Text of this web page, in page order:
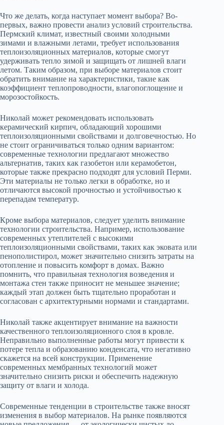
Что же делать, когда наступает момент выбора? Во-
первых, важно провести анализ условий строительства.
Пермский климат, известный своими холодными
зимами и влажными летами, требует использования
теплоизоляционных материалов, которые смогут
удерживать тепло зимой и защищать от лишней влаги
летом. Таким образом, при выборе материалов стоит
обратить внимание на характеристики, такие как
коэффициент теплопроводности, влагопоглощение и
морозостойкость.
Николай может рекомендовать использовать
керамический кирпич, обладающий хорошими
теплоизоляционными свойствами и долговечностью. Но
не стоит ограничиваться только одним вариантом:
современные технологии предлагают множество
альтернатив, таких как газобетон или керамобетон,
которые также прекрасно подходят для условий Перми.
Эти материалы не только легки в обработке, но и
отличаются высокой прочностью и устойчивостью к
перепадам температур.
Кроме выбора материалов, следует уделить внимание
технологии строительства. Например, использование
современных утеплителей с высокими
теплоизоляционными свойствами, таких как эковата или
пенополистирол, может значительно снизить затраты на
отопление и повысить комфорт в домах. Важно
помнить, что правильная технология возведения и
монтажа стен также приносит не меньшее значение;
каждый этап должен быть тщательно проработан и
согласован с архитектурными нормами и стандартами.
Николай также акцентирует внимание на важности
качественного теплоизоляционного слоя в кровле.
Неправильно выполненные работы могут привести к
потере тепла и образованию конденсата, что негативно
скажется на всей конструкции. Применение
современных мембранных технологий может
значительно снизить риски и обеспечить надежную
защиту от влаги и холода.
Современные тенденции в строительстве также вносят
изменения в выбор материалов. На рынке появляются